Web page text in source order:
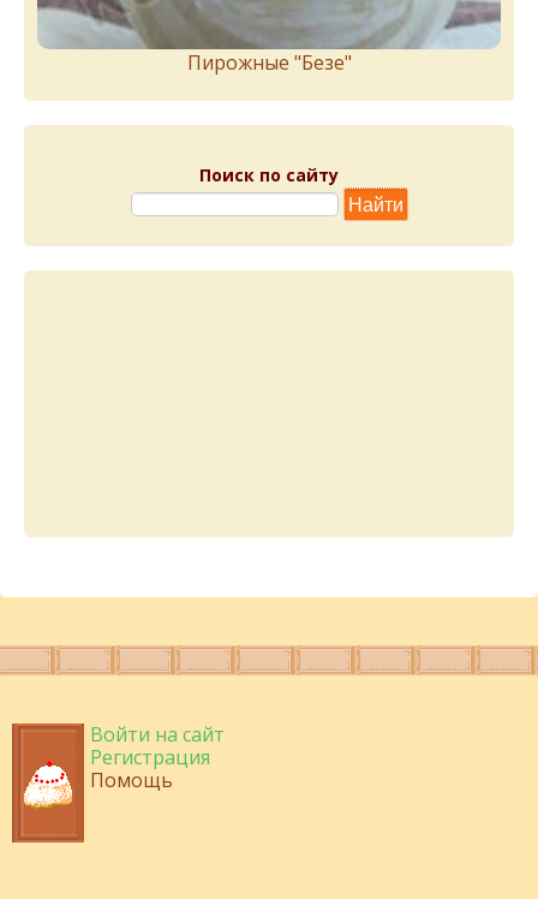
Пирожныe "Бeзe"
Поиск по сайту
Войти на сайт
Регистрация
Помощь